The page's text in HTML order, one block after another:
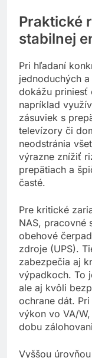
Praktické
stabilnej
Pri hľadaní
jednoduchých
dokážu priniesť
napríklad
zásuviek s
televízory či
neodstránia
výrazne znížiť
prepätiach a
Pre kritické
NAS, pracovné
obehové
zdroje (UPS).
zabezpečia aj
výpadkoch. To
ale aj kvôli
ochrane dát.
výkon vo VA/W,